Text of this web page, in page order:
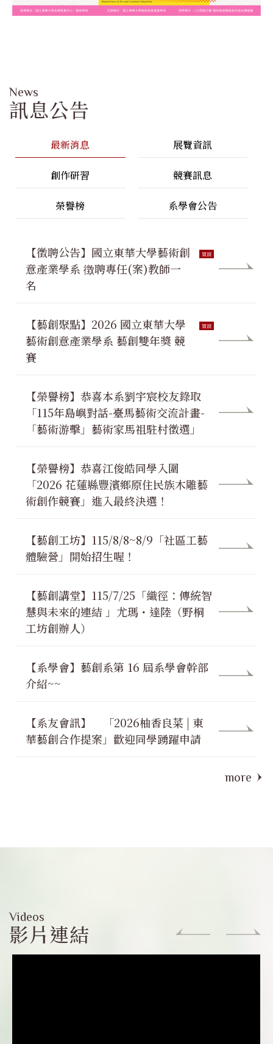
訊息公告
News
最新消息 展覽資訊
創作研習 競賽訊息
榮譽榜 系學會公告
【徵聘公告】國立東華大學藝術創
意產業學系 徴聘專任(案)教師一
名
【藝創聚點】2026 國立東華大學
藝術創意產業學系 藝創雙年獎 競
賽
【榮譽榜】恭喜本系劉宇宸校友錄取
「115年島嶼對話-臺馬藝術交流計畫-
「藝術游擊」藝術家馬祖駐村徵選」
【榮譽榜】恭喜江俊皓同學入圍
「2026 花蓮縣豐濱鄉原住民族木雕藝
術創作競賽」進入最終決選！
【藝創工坊】115/8/8~8/9「社區工藝
體驗營」開始招生喔！
【藝創講堂】115/7/25「織徑：傳統智
慧與未來的連結 」尤瑪・達陸（野桐
工坊創辦人）
【系學會】藝創系第 16 屆系學會幹部
介紹~~
【系友會訊】
「2026柚香良菜 | 東
華藝創合作提案」歡迎同學踴躍申請
more
影片連結
Videos